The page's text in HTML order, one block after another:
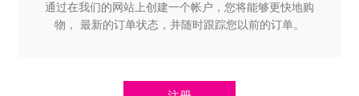
通过在我们的网站上创建一个帐户，您将能够更快地购
物， 最新的订单状态，并随时跟踪您以前的订单。